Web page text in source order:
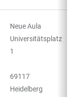
Neue Aula
Universitätsplatz
1
69117
Heidelberg